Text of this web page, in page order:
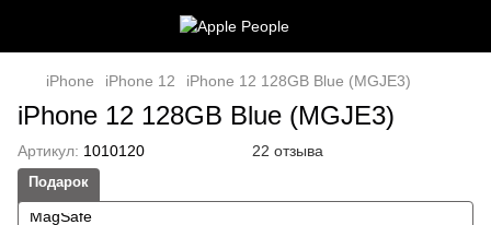
iPhone iPhone 12 iPhone 12 128GB Blue (MGJE3)
iPhone 12 128GB Blue (MGJE3)
Артикул: 1010120 22 отзыва
Подарок